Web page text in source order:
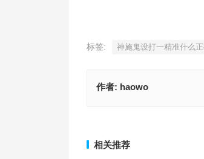
标签: 神施鬼设打一精准什么
作者: haowo
相关推荐